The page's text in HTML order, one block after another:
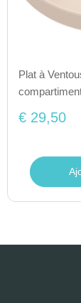
Plat à
€ 29,50